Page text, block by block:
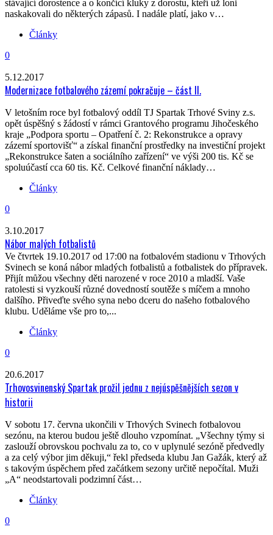
stávající dorostence a o končící kluky z dorostu, kteří už loni
naskakovali do některých zápasů. I nadále platí, jako v…
Články
0
5.12.2017
Modernizace fotbalového zázemí pokračuje – část II.
V letošním roce byl fotbalový oddíl TJ Spartak Trhové Sviny z.s.
opět úspěšný s žádostí v rámci Grantového programu Jihočeského
kraje „Podpora sportu – Opatření č. 2: Rekonstrukce a opravy
zázemí sportovišť“ a získal finanční prostředky na investiční projekt
„Rekonstrukce šaten a sociálního zařízení“ ve výši 200 tis. Kč se
spoluúčastí cca 60 tis. Kč. Celkové finanční náklady…
Články
0
3.10.2017
Nábor malých fotbalistů
Ve čtvrtek 19.10.2017 od 17:00 na fotbalovém stadionu v Trhových
Svinech se koná nábor mladých fotbalistů a fotbalistek do přípravek.
Přijít můžou všechny děti narozené v roce 2010 a mladší. Vaše
ratolesti si vyzkouší různé dovedností soutěže s míčem a mnoho
dalšího. Přiveďte svého syna nebo dceru do našeho fotbalového
klubu. Uděláme vše pro to,...
Články
0
20.6.2017
Trhovosvinenský Spartak prožil jednu z nejúspěšnějších sezon v
historii
V sobotu 17. června ukončili v Trhových Svinech fotbalovou
sezónu, na kterou budou ještě dlouho vzpomínat. „Všechny týmy si
zaslouží obrovskou pochvalu za to, co v uplynulé sezóně předvedly
a za celý výbor jim děkuji,“ řekl předseda klubu Jan Gažák, který až
s takovým úspěchem před začátkem sezony určitě nepočítal. Muži
„A“ neodstartovali podzimní část…
Články
0